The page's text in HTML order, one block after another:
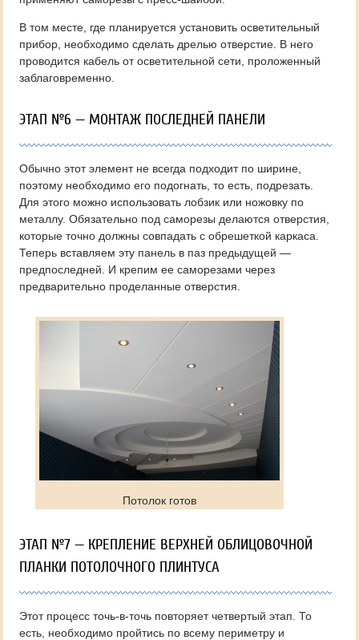
В том месте, где планируется установить осветительный
прибор, необходимо сделать дрелью отверстие. В него
проводится кабель от осветительной сети, проложенный
заблаговременно.
ЭТАП №6 — МОНТАЖ ПОСЛЕДНЕЙ ПАНЕЛИ
Обычно этот элемент не всегда подходит по ширине,
поэтому необходимо его подогнать, то есть, подрезать.
Для этого можно использовать лобзик или ножовку по
металлу. Обязательно под саморезы делаются отверстия,
которые точно должны совпадать с обрешеткой каркаса.
Теперь вставляем эту панель в паз предыдущей —
предпоследней. И крепим ее саморезами через
предварительно проделанные отверстия.
Потолок готов
ЭТАП №7 — КРЕПЛЕНИЕ ВЕРХНЕЙ ОБЛИЦОВОЧНОЙ
ПЛАНКИ ПОТОЛОЧНОГО ПЛИНТУСА
Этот процесс точь-в-точь повторяет четвертый этап. То
есть, необходимо пройтись по всему периметру и